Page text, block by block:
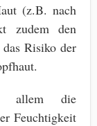
(z.B. nach
zudem den
Risiko der
allem die
Feuchtigkeit